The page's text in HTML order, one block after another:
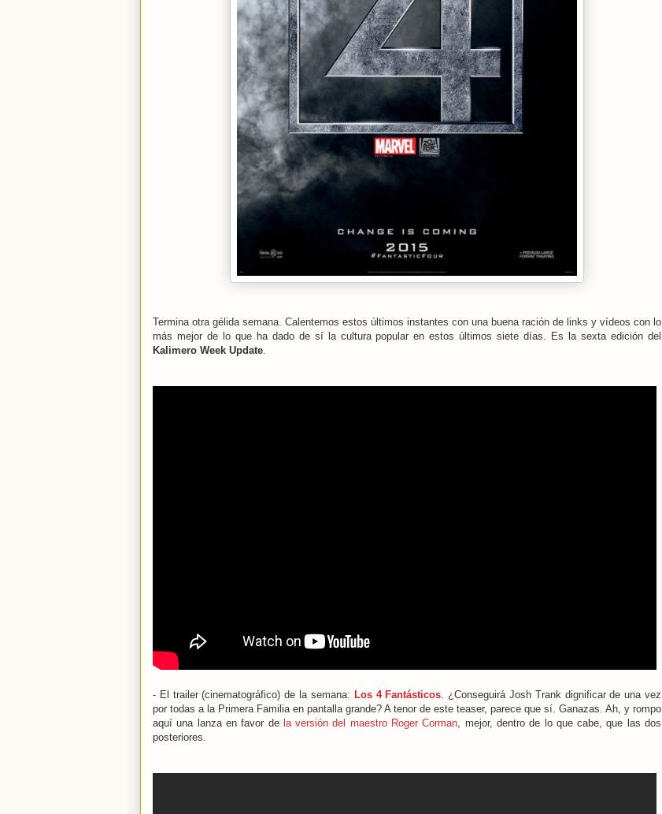
Termina otra gélida semana. Calentemos estos últimos instantes con una buena ración de links y vídeos con lo
más mejor de lo que ha dado de sí la cultura popular en estos últimos siete días. Es la sexta edición del
Kalimero Week Update.
- El trailer (cinematográfico) de la semana: Los 4 Fantásticos. ¿Conseguirá Josh Trank dignificar de una vez
por todas a la Primera Familia en pantalla grande? A tenor de este teaser, parece que sí. Ganazas. Ah, y rompo
aquí una lanza en favor de la versión del maestro Roger Corman, mejor, dentro de lo que cabe, que las dos
posteriores.